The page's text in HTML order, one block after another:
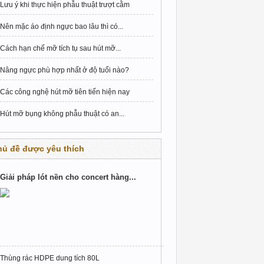
Lưu ý khi thực hiện phẫu thuật trượt cằm
Nên mặc áo định ngực bao lâu thì có...
Cách hạn chế mỡ tích tụ sau hút mỡ...
Nâng ngực phù hợp nhất ở độ tuổi nào?
Các công nghệ hút mỡ tiên tiến hiện nay
Hút mỡ bụng không phẫu thuật có an...
đề được yêu thích
Giải pháp lót nền cho concert hàng...
Thùng rác HDPE dung tích 80L